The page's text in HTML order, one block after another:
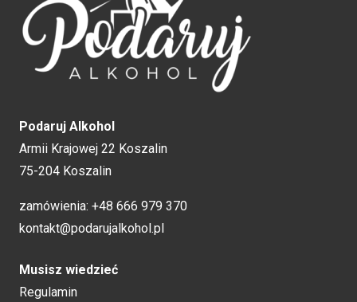
Podaruj Alkohol
Armii Krajowej 22 Koszalin
75-204 Koszalin
zamówienia: +48 666 979 370
kontakt@podarujalkohol.pl
Musisz wiedzieć
Regulamin